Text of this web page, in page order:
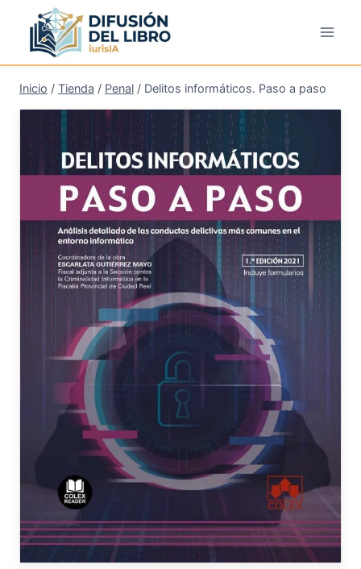
contenido
Inicio / Tienda / Penal / Delitos informáticos. Paso a paso
¡Oferta!